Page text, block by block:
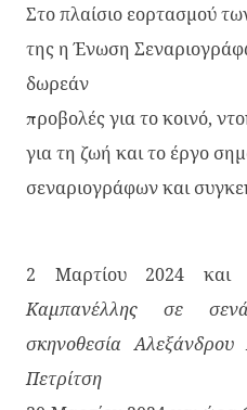
Στο πλαίσιο εορτασμού
της η Ένωση
δωρεάν
προβολές για το κοινό,
για τη ζωή και το έργο
σεναριογράφων και
2 Μαρτίου 2024
Καμπανέλλης σε
σκηνοθεσία
Πετρίτση